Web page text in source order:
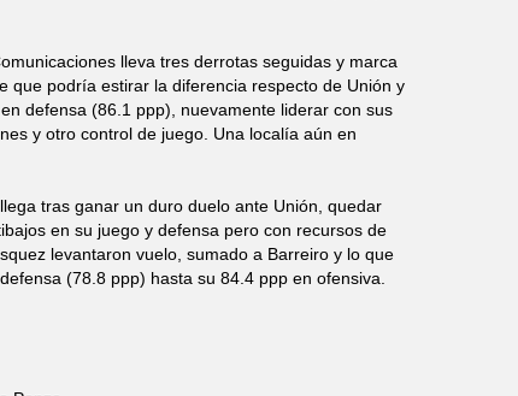
lleva tres derrotas seguidas y marca
que podría estirar la diferencia respecto de Unión y
defensa (86.1 ppp), nuevamente liderar con sus
y otro control de juego. Una localía aún en
tras ganar un duro duelo ante Unión, quedar
en su juego y defensa pero con recursos de
levantaron vuelo, sumado a Barreiro y lo que
(78.8 ppp) hasta su 84.4 ppp en ofensiva.